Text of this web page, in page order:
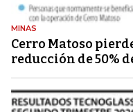
MINAS
Cerro Matoso
reducción de 50%